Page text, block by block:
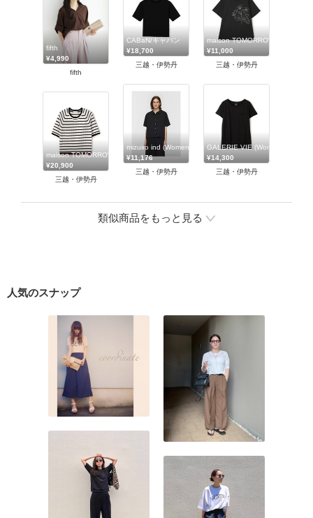
fifth
¥4,990
fifth
CABaN/キャバン
¥18,700
三越・伊勢丹
maison TOMORROWLAND/メゾ
¥11,000
三越・伊勢丹
mizuiro ind (Women)/ミズイロインド
¥11,176
三越・伊勢丹
GALERIE VIE (Women)/ギャル
¥14,300
三越・伊勢丹
maison TOMORROWLAND/メゾン トゥモローランド
¥20,900
三越・伊勢丹
類似商品をもっと見る
人気のスナップ